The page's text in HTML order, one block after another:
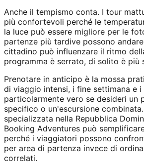
Anche il tempismo conta. I tour
più confortevoli perché le
la luce può essere migliore per le
partenze più tardive possono
cittadino può influenzare il ritmo
programma è serrato, di solito è più
Prenotare in anticipo è la mossa
di viaggio intensi, i fine settimana e
particolarmente vero se desideri un
specifico o un'escursione
specializzata nella Repubblica
Booking Adventures può
perché i viaggiatori possono
per area di partenza invece di
correlati.